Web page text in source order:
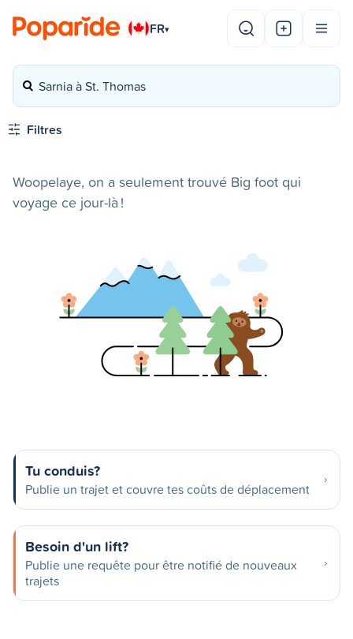
FR▾
Sarnia à St. Thomas
Filtres
Woopelaye, on a seulement trouvé Big foot qui
voyage ce jour-là !
Tu conduis?
Publie un trajet et couvre tes coûts de déplacement
Besoin d'un lift?
Publie une requête pour être notifié de nouveaux
trajets